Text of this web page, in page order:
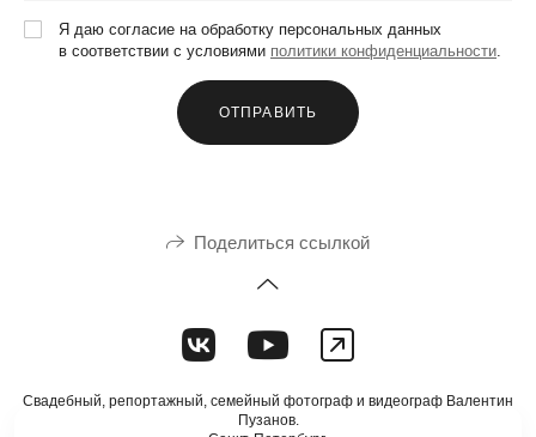
Я даю согласие на обработку персональных данных
в соответствии с условиями политики конфиденциальности
ОТПРАВИТЬ
Поделиться ссылкой
Свадебный, репортажный, семейный фотограф и видеограф Валентин
Пузанов.